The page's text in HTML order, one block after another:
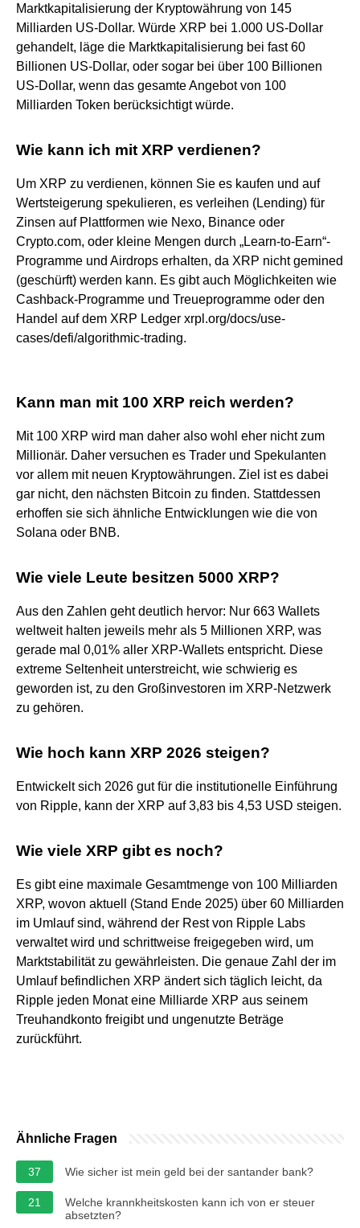
Marktkapitalisierung der Kryptowährung von 145
Milliarden US-Dollar. Würde XRP bei 1.000 US-Dollar
gehandelt, läge die Marktkapitalisierung bei fast 60
Billionen US-Dollar, oder sogar bei über 100 Billionen
US-Dollar, wenn das gesamte Angebot von 100
Milliarden Token berücksichtigt würde.
Wie kann ich mit XRP verdienen?
Um XRP zu verdienen, können Sie es kaufen und auf
Wertsteigerung spekulieren, es verleihen (Lending) für
Zinsen auf Plattformen wie Nexo, Binance oder
Crypto.com, oder kleine Mengen durch „Learn-to-Earn“-
Programme und Airdrops erhalten, da XRP nicht gemined
(geschürft) werden kann. Es gibt auch Möglichkeiten wie
Cashback-Programme und Treueprogramme oder den
Handel auf dem XRP Ledger xrpl.org/docs/use-
cases/defi/algorithmic-trading.
Kann man mit 100 XRP reich werden?
Mit 100 XRP wird man daher also wohl eher nicht zum
Millionär. Daher versuchen es Trader und Spekulanten
vor allem mit neuen Kryptowährungen. Ziel ist es dabei
gar nicht, den nächsten Bitcoin zu finden. Stattdessen
erhoffen sie sich ähnliche Entwicklungen wie die von
Solana oder BNB.
Wie viele Leute besitzen 5000 XRP?
Aus den Zahlen geht deutlich hervor: Nur 663 Wallets
weltweit halten jeweils mehr als 5 Millionen XRP, was
gerade mal 0,01% aller XRP-Wallets entspricht. Diese
extreme Seltenheit unterstreicht, wie schwierig es
geworden ist, zu den Großinvestoren im XRP-Netzwerk
zu gehören.
Wie hoch kann XRP 2026 steigen?
Entwickelt sich 2026 gut für die institutionelle Einführung
von Ripple, kann der XRP auf 3,83 bis 4,53 USD steigen.
Wie viele XRP gibt es noch?
Es gibt eine maximale Gesamtmenge von 100 Milliarden
XRP, wovon aktuell (Stand Ende 2025) über 60 Milliarden
im Umlauf sind, während der Rest von Ripple Labs
verwaltet wird und schrittweise freigegeben wird, um
Marktstabilität zu gewährleisten. Die genaue Zahl der im
Umlauf befindlichen XRP ändert sich täglich leicht, da
Ripple jeden Monat eine Milliarde XRP aus seinem
Treuhandkonto freigibt und ungenutzte Beträge
zurückführt.
Ähnliche Fragen
37 Wie sicher ist mein geld bei der santander bank?
21
Welche krannkheitskosten kann ich von er steuer
absetzten?